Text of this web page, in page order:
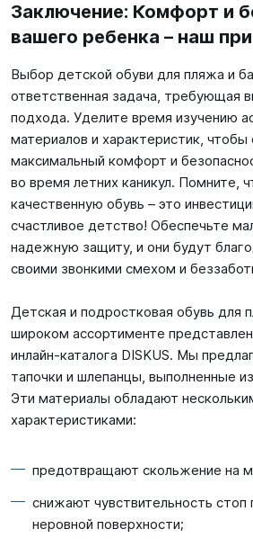
Заключение: Комфорт и
вашего ребенка – наш
Выбор детской обуви для пляжа и
ответственная задача, требующая
подхода. Уделите время изучению
материалов и характеристик, чтобы
максимальный комфорт и
во время летних каникул. Помните,
качественную обувь – это
счастливое детство! Обеспечьте
надежную защиту, и они будут
своими звонкими смехом и
Детская и подростковая обувь для
широком ассортименте
инлайн-каталога DISKUS. Мы
тапочки и шлепанцы, выполненные
Эти материалы обладают
характеристиками:
предотвращают скольжение на
снижают чувствительность стоп
неровной поверхности;